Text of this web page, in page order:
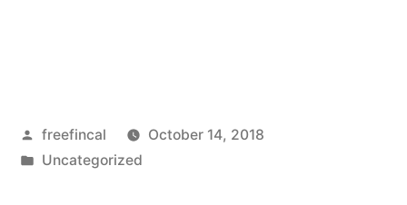
Posted
by
freefincal
October 14, 2018
Posted
Uncategorized